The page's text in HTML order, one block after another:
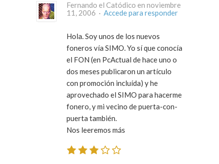
Fernando el Catódico en noviembre
11, 2006 · Accede para responder
Hola. Soy unos de los nuevos
foneros vía SIMO. Yo sí que conocía
el FON (en PcActual de hace uno o
dos meses publicaron un artículo
con promoción incluída) y he
aprovechado el SIMO para hacerme
fonero, y mi vecino de puerta-con-
puerta también.
Nos leeremos más